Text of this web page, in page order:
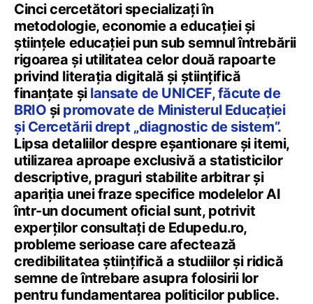
Cinci cercetători specializați în
metodologie, economie a educației și
științele educației pun sub semnul întrebării
rigoarea și utilitatea celor două rapoarte
privind literația digitală și științifică
finanțate și lansate de UNICEF, făcute de
BRIO și promovate de Ministerul Educației
și Cercetării drept „diagnostic de sistem”.
Lipsa detaliilor despre eșantionare și itemi,
utilizarea aproape exclusivă a statisticilor
descriptive, praguri stabilite arbitrar și
apariția unei fraze specifice modelelor AI
într-un document oficial sunt, potrivit
experților consultați de Edupedu.ro,
probleme serioase care afectează
credibilitatea științifică a studiilor și ridică
semne de întrebare asupra folosirii lor
pentru fundamentarea politicilor publice.